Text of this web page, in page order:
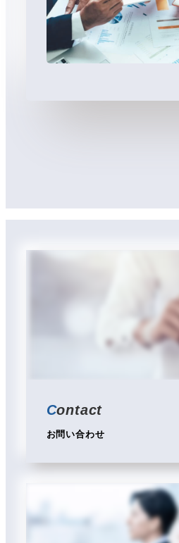
Contact
お問い合わせ